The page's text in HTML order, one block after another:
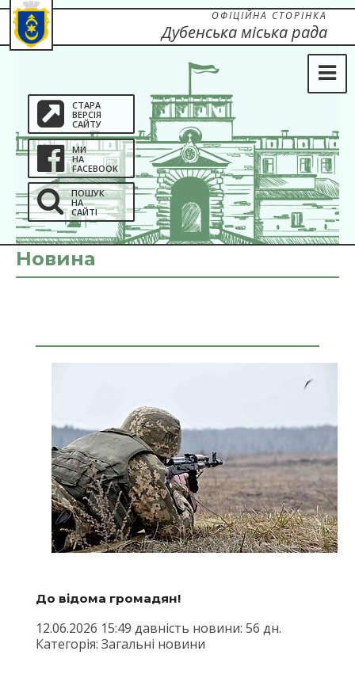
СТАРА
ВЕРСІЯ
САЙТУ
МИ
НА
FACEBOOK
ПОШУК
НА
САЙТІ
ОФІЦІЙНА СТОРІНКА
Дубенська міська рада
Новина
До відома громадян!
12.06.2026 15:49 давність новини: 56 дн.
Категорія: Загальні новини